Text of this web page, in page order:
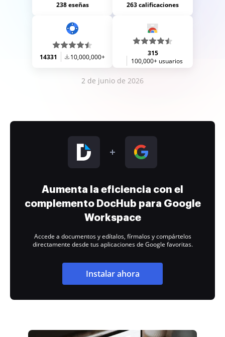
238 eseñas 263 calificaciones
14331 10,000,000+
315
100,000+ usuarios
2 de junio de 2026
Aumenta la eficiencia con el
complemento DocHub para Google
Workspace
Accede a documentos y edítalos, fírmalos y compártelos
directamente desde tus aplicaciones de Google favoritas.
Instalar ahora